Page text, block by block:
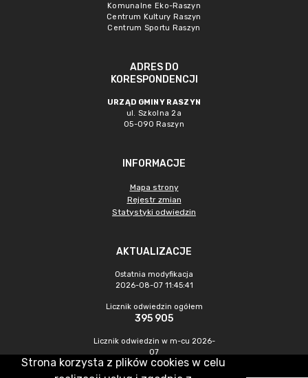
Komunalne Eko-Raszyn
Centrum Kultury Raszyn
Centrum Sportu Raszyn
ADRES DO
KORESPONDENCJI
URZĄD GMINY RASZYN
ul. Szkolna 2a
05-090 Raszyn
INFORMACJE
Mapa strony
Rejestr zmian
Statystyki odwiedzin
AKTUALIZACJE
Ostatnia modyfikacja
2026-08-07 11:45:41
Licznik odwiedzin ogółem
395 905
Licznik odwiedzin w m-cu 2026-
07
1 216
Strona korzysta z plików cookies w celu